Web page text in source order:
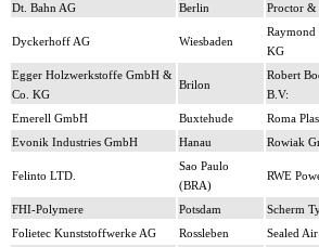
Dt. Bahn AG
Berlin Proctor &
Dyckerhoff AG Wiesbaden
Raymond
KG
Egger Holzwerkstoffe GmbH &
Co. KG
Brilon
Robert
B.V:
Emerell GmbH Buxtehude Roma
Evonik Industries GmbH
Hanau Rowiak
Felinto LTD.
Sao Paulo
(BRA)
RWE
FHI-Polymere Potsdam Scherm
Folietec Kunststoffwerke AG
Rossleben Sealed